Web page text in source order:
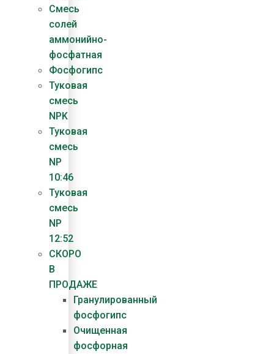
Смесь
солей
аммонийно-
фосфатная
Фосфогипс
Туковая
смесь
NPK
Туковая
смесь
NP
10:46
Туковая
смесь
NP
12:52
СКОРО
В
ПРОДАЖЕ
Гранулированный
фосфогипс
Очищенная
фосфорная